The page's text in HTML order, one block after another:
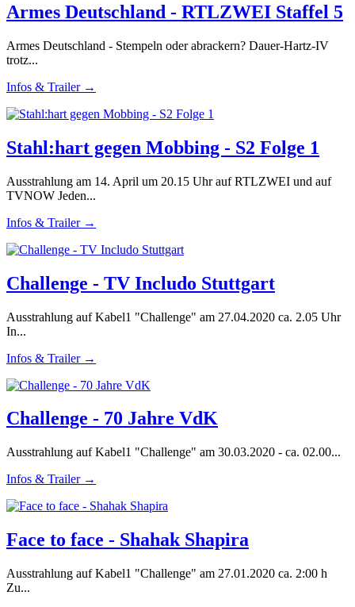
Armes Deutschland - RTLZWEI Staffel 5
Armes Deutschland - Stempeln oder abrackern? Dauer-Hartz-IV
trotz...
Infos & Trailer →
Stahl:hart gegen Mobbing - S2 Folge 1
Ausstrahlung am 14. April um 20.15 Uhr auf RTLZWEI und auf
TVNOW Jeden...
Infos & Trailer →
Challenge - TV Includo Stuttgart
Ausstrahlung auf Kabel1 "Challenge" am 27.04.2020 ca. 2.05 Uhr
In...
Infos & Trailer →
Challenge - 70 Jahre VdK
Ausstrahlung auf Kabel1 "Challenge" am 30.03.2020 - ca. 02.00...
Infos & Trailer →
Face to face - Shahak Shapira
Ausstrahlung auf Kabel1 "Challenge" am 27.01.2020 ca. 2:00 h
Zu...